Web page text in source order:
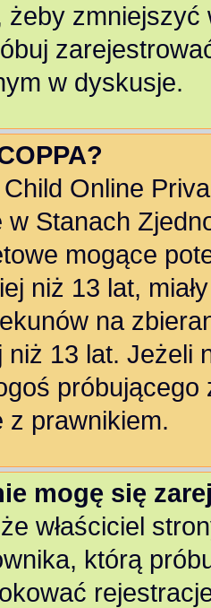
żeby
w dyskusje.
Online
w Stanach
mogące
niż 13 lat,
na
niż 13 lat. Jeżeli
z prawnikiem.
mogę się
właściciel
którą